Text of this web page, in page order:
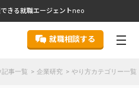
きる就職エージェントneo
就職相談する
記事一覧 企業研究 やり方カテゴリー一覧